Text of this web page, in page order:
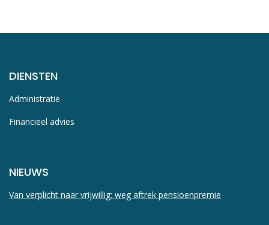
DIENSTEN
Administratie
Financieel advies
NIEUWS
Van verplicht naar vrijwillig: weg aftrek pensioenpremie